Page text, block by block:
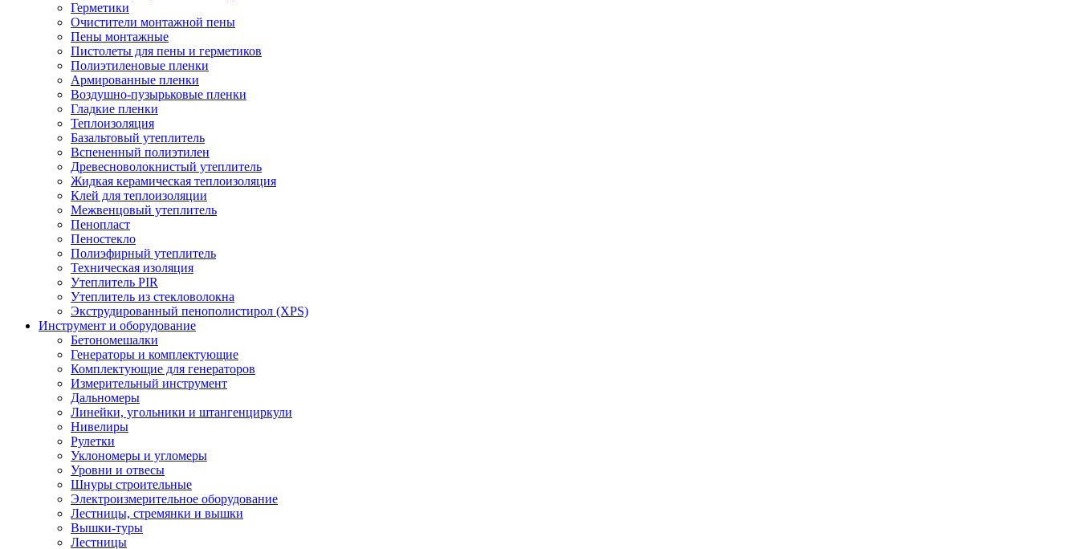
Герметики
Очистители монтажной пены
Пены монтажные
Пистолеты для пены и герметиков
Полиэтиленовые пленки
Армированные пленки
Воздушно-пузырьковые пленки
Гладкие пленки
Теплоизоляция
Базальтовый утеплитель
Вспененный полиэтилен
Древесноволокнистый утеплитель
Жидкая керамическая теплоизоляция
Клей для теплоизоляции
Межвенцовый утеплитель
Пенопласт
Пеностекло
Полиэфирный утеплитель
Техническая изоляция
Утеплитель PIR
Утеплитель из стекловолокна
Экструдированный пенополистирол (XPS)
Инструмент и оборудование
Бетономешалки
Генераторы и комплектующие
Комплектующие для генераторов
Измерительный инструмент
Дальномеры
Линейки, угольники и штангенциркули
Нивелиры
Рулетки
Уклономеры и угломеры
Уровни и отвесы
Шнуры строительные
Электроизмерительное оборудование
Лестницы, стремянки и вышки
Вышки-туры
Лестницы